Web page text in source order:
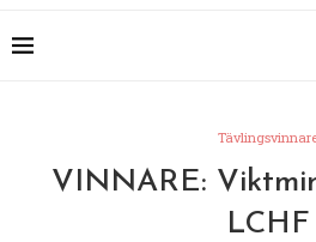
VINNARE:
LCHF